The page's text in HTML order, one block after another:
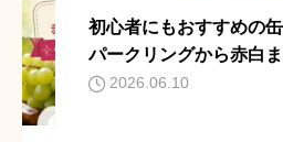
初心者にもおすすめの
パークリングから赤白
る缶ワインを厳選
2026.06.10